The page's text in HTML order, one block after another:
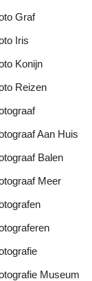
Graf
Iris
Konijn
Reizen
Aan Huis
Balen
Meer
Museum